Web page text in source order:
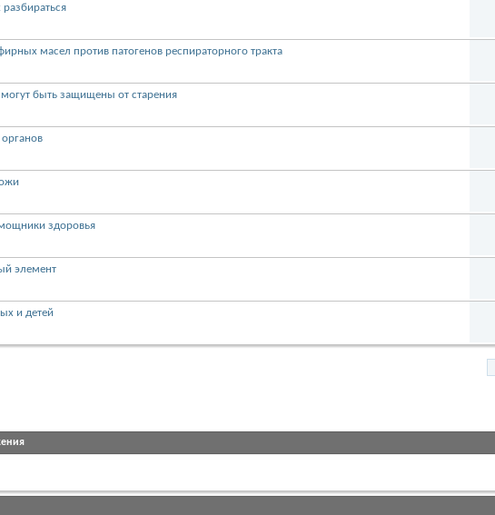
масел против патогенов респираторного тракта
быть защищены от старения
здоровья
элемент
и детей